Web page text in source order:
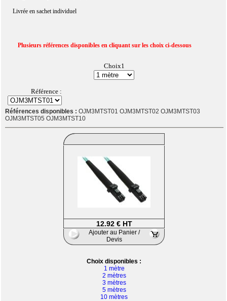
Livrée en sachet individuel
Plusieurs références disponibles en cliquant sur les choix ci-dessous
Choix1
Référence :
Références disponibles : OJM3MTST01 OJM3MTST02 OJM3MTST03
OJM3MTST05 OJM3MTST10
12.92 € HT
Ajouter au Panier /
Devis
Choix disponibles :
1 mètre
2 mètres
3 mètres
5 mètres
10 mètres